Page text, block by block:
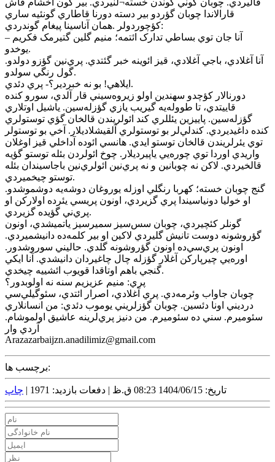
قارالاندا چوبان گؤردو بير دسته دورنا قاطاري گونئيه ساري
کؤچوردولر .همان آناسينا پيغام گوندردي:
– آنا جان توي بساطي تدارک ائتمه؛ منيم گلين گتيرمک فکريم
يوخدو.
آنا آغلادي، باجي آغلادي، قيز ائوينه خبر گئتدي. پري‌نين گؤزو دولدو.
گول رنگي سولدو.
ايلاهي! بو نه خبردير؟- پري دئدي.
دورنالار کؤچدو سهندين اولو زيروه‌سيني قار آلدي، سورو کنده
قاييتدي، تا طووله‌يه گيريب يازي گؤزله‌سين. ياشيل اوتلاري
گؤزله‌سين. پاييزين يئللري کند ائولريندن قالخان گؤي توستولري
کنده داغيديردي. کندلي‌لر بو توستولري آلقيشلاديلار. آخي بو توستولر
توي يئرلريندن قالخان توستو ايدي. هانسي ائوده آداخلي قيز اوغلان
واريدي اوردا توي چوره‌يي ياپيرديلار. چوخ ائولردن بئله توستو گؤيه
قالخيردي. لاکن نه چوبانين و نه پري‌نين ائولري‌نين باجاسيندان بئله
توستو چيخميردي.
گنج چوبان خسته؛ کهربا رنگلي اوزله يوروغان دوشه‌يه دوشموشدو.
او خوليا دونياسيندا پري گزيردي، اونون پريسي يئرده اولارکن او
پري‌ني گؤيده گزيردي.
گونلر کئچيردي، چوبان سس‌سيز سمير‌سيز ياتميشدي، اونون
گؤروشونه دوست تانيش گليردي لاکين او بير کلمه‌ده دانيشميردي.
اونون پري‌سي‌ده اونون گؤروشونه گلدي. حاليني سوروشدور.
اوره‌يي چيرپارکن آغلار گؤزله چال چاغيردان دانيشدي. آنا ايکي
گنجي باهم اوتاقدا قويوب ائشييه چيخدي.
پري: منيم عزيزيم سنه نه اولوبدور؟
چوبان جاواب وئرمه‌دي. پري آغلادي، اصرار ائتدي، سئوگيلي‌سي
درديني اونا دئسين. چوبان گؤزلريني يوموب دئدي: من انسانلاري
سئوميرم. سني ده سئوميرم. من دنيز پري‌لرينه عاشيق اولموشام.
آردي وار
Arazazarbaijzn.anadilimiz@gmail.com
برچسب ها:
تاریخ: 1404/06/15 08:23 ق.ظ | دفعات بازدید: 1971 | چاپ